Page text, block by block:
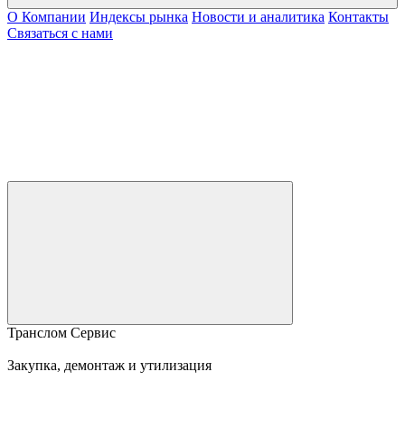
О Компании Индексы рынка Новости и аналитика Контакты
Связаться с нами
Транслом Сервис
Закупка, демонтаж и утилизация